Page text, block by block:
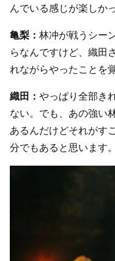
んでいる感じが楽しか
亀梨： 林冲が戦うシー
らなんですけど、織田
れながらやったことを
織田： やっぱり全部き
ない。でも、あの強い
あるんだけどそれがす
分でもあると思います。